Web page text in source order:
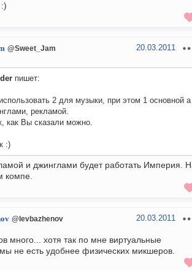
@Sweet_Jam 20.03.2011
пишет:
2 для музыки, при этом 1 основной а
рекламой.
как Вы сказали можно.
:)
и джинглами будет работать Империя.
компе.
@levbazhenov 20.03.2011
много... хотя так по мне виртуальные
не есть удобнее физических микшеров.